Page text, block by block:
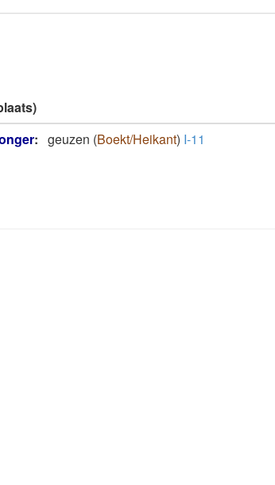
: geuzen (Boekt/Heikant) I-11